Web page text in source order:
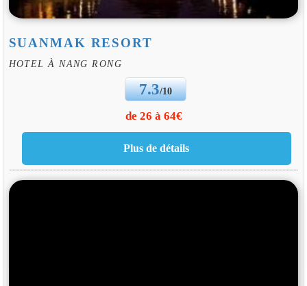
SUANMAK RESORT
HOTEL À NANG RONG
7.3/10
de 26 à 64€